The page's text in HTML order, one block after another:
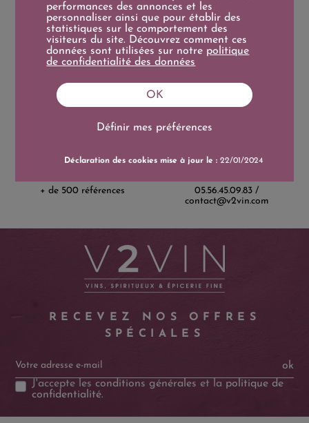
Livraison
Délai d'Expédition moyen 7
Paiement sécurisé
Apple Pay / Paypal / CB
Catalogue
+ de 500 références
Service client
05.56.45.09.83 /
contact@v2vin.com
RECEVEZ NOS OFFRES
SPÉCIALES
ok
J'accepte lesconditions générales et la politique de
confidentialité.
performances des annonces et les
personnaliser ainsi que pour établir des
statistiques sur le comportement des
visiteurs du site. Découvrez comment ces
données sont utilisées sur notre politique
de confidentialité des données
Définir mes préférences
OK
Déclaration des cookies mise à jour le :22/01/2024